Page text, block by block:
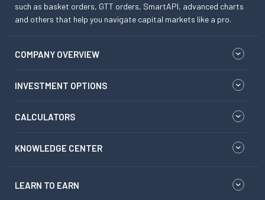
such as basket orders, GTT orders, SmartAPI, advanced charts
and others that help you navigate capital markets like a pro.
COMPANY OVERVIEW
INVESTMENT OPTIONS
CALCULATORS
KNOWLEDGE CENTER
LEARN TO EARN